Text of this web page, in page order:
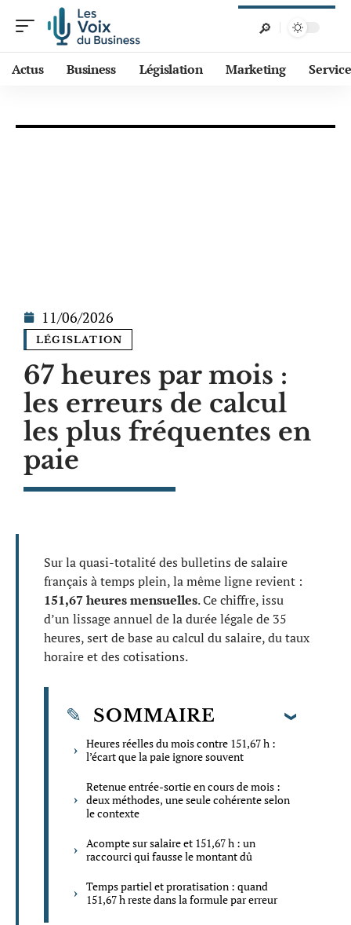
Actus Business Législation Marketing
11/06/2026
LÉGISLATION
67 heures par mois :
les erreurs de calcul
les plus fréquentes en
paie
Sur la quasi-totalité des bulletins de salaire
français à temps plein, la même ligne revient :
151,67 heures mensuelles. Ce chiffre, issu
d’un lissage annuel de la durée légale de 35
heures, sert de base au calcul du salaire, du taux
horaire et des cotisations.
SOMMAIRE
Heures réelles du mois contre 151,67 h :
l’écart que la paie ignore souvent
Retenue entrée-sortie en cours de mois :
deux méthodes, une seule cohérente selon
le contexte
Acompte sur salaire et 151,67 h : un
raccourci qui fausse le montant dû
Temps partiel et proratisation : quand
151,67 h reste dans la formule par erreur